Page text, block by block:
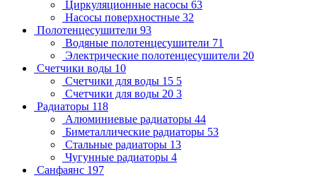
Циркуляционные насосы 63
Насосы поверхностные 32
Полотенцесушители 93
Водяные полотенцесушители 71
Электрические полотенцесушители 20
Счетчики воды 10
Счетчики для воды 15 5
Счетчики для воды 20 3
Радиаторы 118
Алюминиевые радиаторы 44
Биметаллические радиаторы 53
Стальные радиаторы 13
Чугунные радиаторы 4
Санфаянс 197